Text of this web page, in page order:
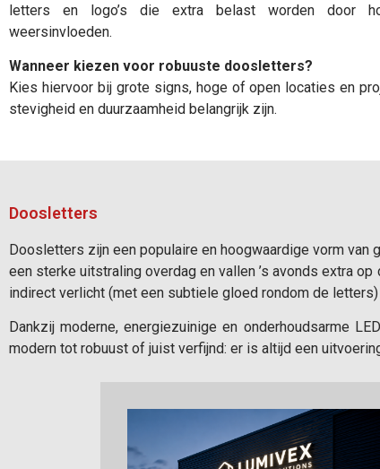
letters en logo’s die extra belast worden door
weersinvloeden.
Wanneer kiezen voor robuuste doosletters?
Kies hiervoor bij grote signs, hoge of open locaties en
stevigheid en duurzaamheid belangrijk zijn.
Doosletters
Doosletters zijn een populaire en hoogwaardige vorm
een sterke uitstraling overdag en vallen ’s avonds extra
indirect verlicht (met een subtiele gloed rondom de
Dankzij moderne, energiezuinige en onderhoudsarme
modern tot robuust of juist verfijnd: er is altijd een